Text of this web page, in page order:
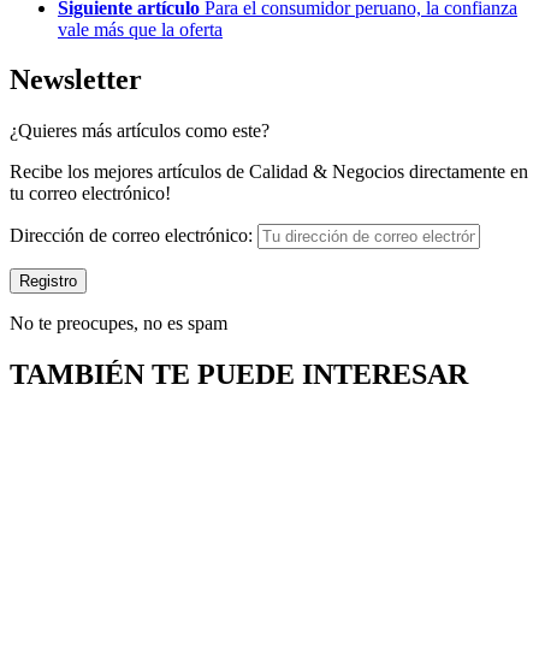
Siguiente artículo Para el consumidor peruano, la confianza
vale más que la oferta
Newsletter
¿Quieres más artículos como este?
Recibe los mejores artículos de Calidad & Negocios directamente en
tu correo electrónico!
Dirección de correo electrónico:
No te preocupes, no es spam
TAMBIÉN TE PUEDE INTERESAR